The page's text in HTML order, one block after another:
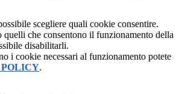
scegliere quali cookie consentire.
quelli che consentono il funzionamento della
disabilitarli.
i cookie necessari al funzionamento potete
.